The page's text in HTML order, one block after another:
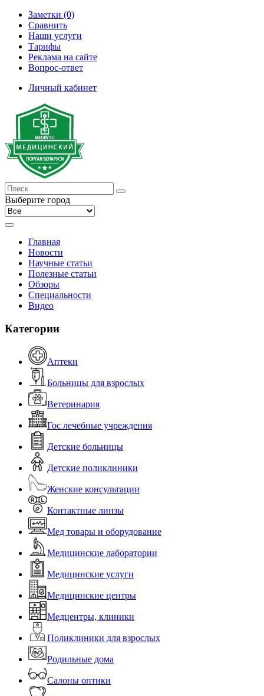
Заметки (0)
Сравнить
Наши услуги
Тарифы
Реклама на сайте
Вопрос-ответ
Личный кабинет
Выберите город
Главная
Новости
Научные статьи
Полезные статьи
Обзоры
Специальности
Видео
Категории
Аптеки
Больницы для взрослых
Ветеринария
Гос лечебные учреждения
Детские больницы
Детские поликлиники
Женские консультации
Контактные линзы
Мед товары и оборудование
Медицинские лаборатории
Медицинские услуги
Медицинские центры
Медцентры, клиники
Поликлиники для взрослых
Родильные дома
Салоны оптики